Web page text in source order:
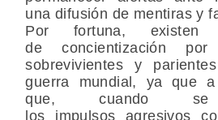
una difusión de mentiras y
Por fortuna, existen
de concientización
sobrevivientes y
guerra mundial, ya que a
que, cuando se
los impulsos agresivos